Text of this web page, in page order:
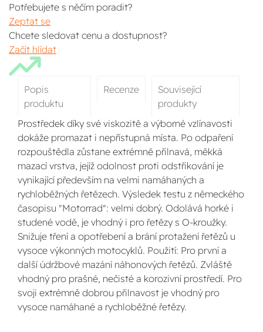
Potřebujete s něčím poradit?
Zeptat se
Chcete sledovat cenu a dostupnost?
Začít hlídat
Popis
produktu
Recenze
Související
produkty
Prostředek díky své viskozitě a výborné vzlínavosti
dokáže promazat i nepřístupná místa. Po odpaření
rozpouštědla zůstane extrémně přilnavá, měkká
mazací vrstva, jejíž odolnost proti odstřikování je
vynikající především na velmi namáhaných a
rychloběžných řetězech. Výsledek testu z německého
časopisu "Motorrad": velmi dobrý. Odolává horké i
studené vodě, je vhodný i pro řetězy s O-kroužky.
Snižuje tření a opotřebení a brání protažení řetězů u
vysoce výkonných motocyklů. Použití: Pro první a
další údržbové mazání náhonových řetězů. Zvláště
vhodný pro prašné, nečisté a korozivní prostředí. Pro
svoji extrémně dobrou přilnavost je vhodný pro
vysoce namáhané a rychloběžné řetězy.